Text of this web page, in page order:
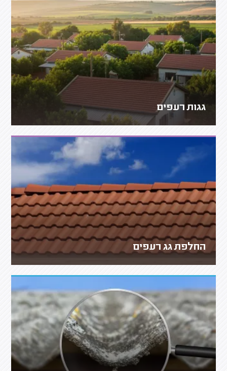
גגות רעפים
החלפת גג רעפים